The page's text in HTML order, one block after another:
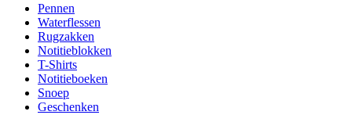
Pennen
Waterflessen
Rugzakken
Notitieblokken
T-Shirts
Notitieboeken
Snoep
Geschenken